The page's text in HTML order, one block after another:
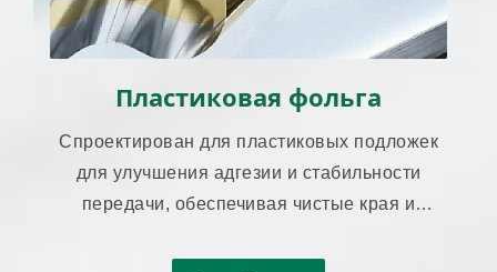
Пластиковая фольга
Спроектирован для пластиковых подложек
для улучшения адгезии и стабильности
передачи, обеспечивая чистые края и